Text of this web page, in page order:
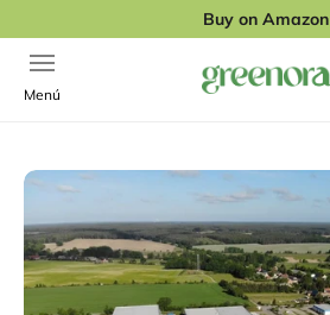
Buy on Amazon
Open navigation menu
Menú
Greenora